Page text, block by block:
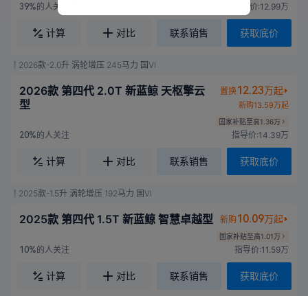
39%的人关注 指导价:12.99万
计算 对比 联系销售 获取底价
2026款-2.0升 涡轮增压 245马力 国VI
2026款 第四代 2.0T 新蓝鲸 天枢擎云
型
置换12.23万起
新购13.59万起
国家补贴至高1.36万
20%的人关注 指导价:14.39万
计算 对比 联系销售 获取底价
2025款-1.5升 涡轮增压 192马力 国VI
2025款 第四代 1.5T 新蓝鲸 智慧卓越型 新购 10.09万起
国家补贴至高1.01万
10%的人关注 指导价:11.59万
计算 对比 联系销售 获取底价